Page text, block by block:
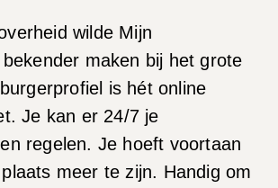
wilde Mijn
maken bij het grote
is hét online
Je kan er 24/7 je
regelen. Je hoeft voortaan
meer te zijn. Handig om